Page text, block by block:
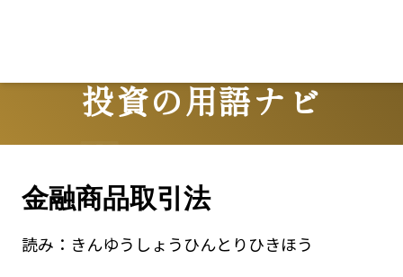
投資の用語ナビ
Terms
金融商品取引法
読み： きんゆうしょうひんとりひきほう